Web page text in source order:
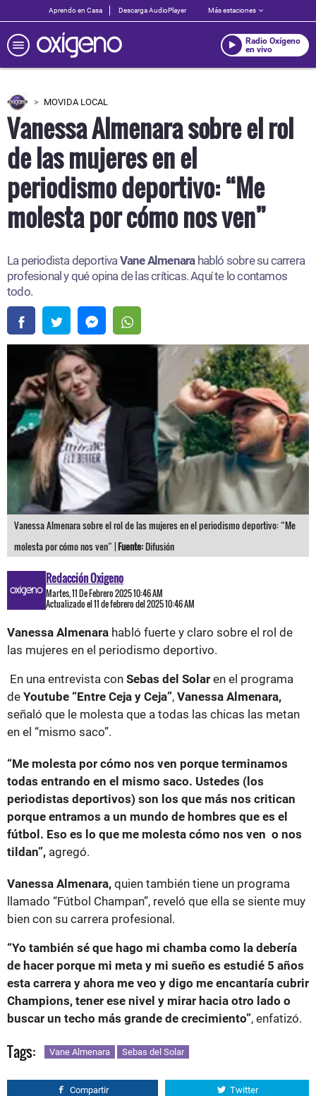
Aprendo en Casa Descarga AudioPlayer Más estaciones
Radio Oxígeno
en vivo
MOVIDA LOCAL
Vanessa Almenara sobre el rol
de las mujeres en el
periodismo deportivo: “Me
molesta por cómo nos ven”
La periodista deportivaVane Almenara habló sobre su carrera
profesional y qué opina de las críticas. Aquí te lo contamos
todo.
Vanessa Almenara sobre el rol de las mujeres en el periodismo deportivo: “Me
molesta por cómo nos ven” |Fuente:Difusión
Redacción Oxigeno
Martes, 11 De Febrero 2025 10:46 AM
Actualizado el 11 de febrero del 2025 10:46 AM
Vanessa Almenara habló fuerte y claro sobre el rol de
las mujeres en el periodismo deportivo.
En una entrevista con Sebas del Solar en el programa
de Youtube “Entre Ceja y Ceja”, Vanessa Almenara,
señaló que le molesta que a todas las chicas las metan
en el “mismo saco”.
“Me molesta por cómo nos ven porque terminamos
todas entrando en el mismo saco. Ustedes (los
periodistas deportivos) son los que más nos critican
porque entramos a un mundo de hombres que es el
fútbol. Eso es lo que me molesta cómo nos ven o nos
tildan”, agregó.
Vanessa Almenara, quien también tiene un programa
llamado “Fútbol Champan”, reveló que ella se siente muy
bien con su carrera profesional.
“Yo también sé que hago mi chamba como la debería
de hacer porque mi meta y mi sueño es estudié 5 años
esta carrera y ahora me veo y digo me encantaría cubrir
Champions, tener ese nivel y mirar hacia otro lado o
buscar un techo más grande de crecimiento”, enfatizó.
Tags: Vane Almenara Sebas del Solar
Compartir Twitter